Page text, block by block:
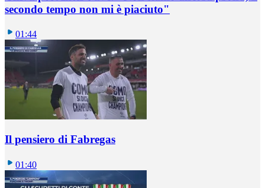
secondo tempo non mi è piaciuto"
01:44
Il pensiero di Fabregas
01:40